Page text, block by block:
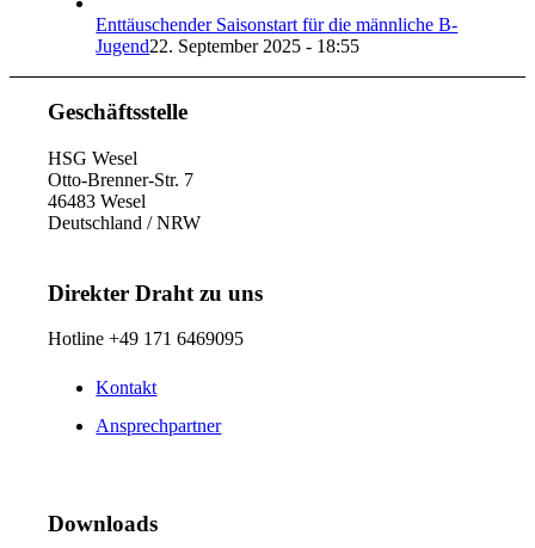
Enttäuschender Saisonstart für die männliche B-
Jugend22. September 2025 - 18:55
Geschäftsstelle
HSG Wesel
Otto-Brenner-Str. 7
46483 Wesel
Deutschland / NRW
Direkter Draht zu uns
Hotline +49 171 6469095
Kontakt
Ansprechpartner
Downloads